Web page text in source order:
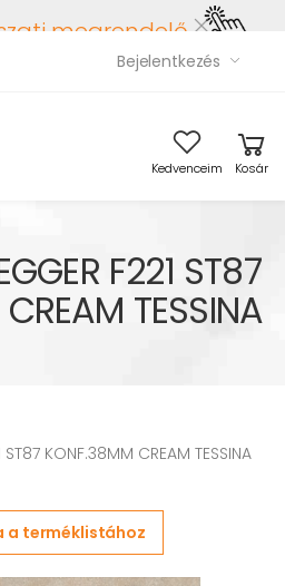
megrendelő
Bejelentkezés
menu Kedvenceim Kosár
F221 ST87
TESSINA
ST87 KONF.38MM CREAM TESSINA
a terméklistához